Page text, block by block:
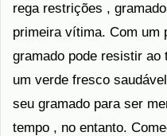
rega restrições ,
primeira vítima. Com um
gramado pode resistir ao
um verde fresco
seu gramado para ser
tempo , no entanto.